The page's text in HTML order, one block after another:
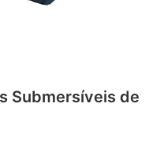
Submersíveis de